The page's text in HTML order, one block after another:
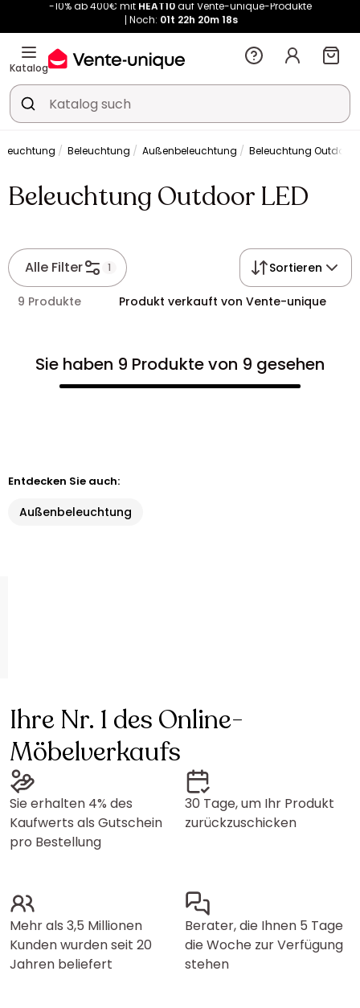
Noch:01t22h 20m17s
Kauf-unique wird zu Vente-unique - Gleicher Shop, neuer Name!
-10% ab 400€ mit auf Vente-unique-Produkte
Noch:01t22h
Katalog
Beleuchtung Außenbeleuchtung Beleuchtung Outdoor
Beleuchtung Outdoor LED
Alle Filter 1 Sortieren
9 Produkte Produkt verkauft von Vente-unique
Sie haben 9 Produkte von 9 gesehen
Entdecken Sie auch:
Außenbeleuchtung
Ihre Nr. 1 des Online-
Möbelverkaufs
Sie erhalten 4% des
Kaufwerts als Gutschein
pro Bestellung
30 Tage, um Ihr Produkt
zurückzuschicken
Mehr als 3,5 Millionen
Kunden wurden seit 20
Jahren beliefert
Berater, die Ihnen 5 Tage
die Woche zur Verfügung
stehen